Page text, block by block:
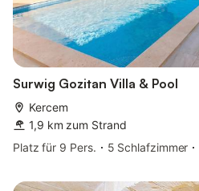
Surwig Gozitan Villa & Pool
Kercem
1,9 km zum Strand
Platz für 9 Pers.
5 Schlafzimmer